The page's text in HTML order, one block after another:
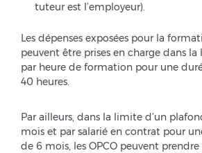
tuteur est l’employeur).
Les dépenses exposées pour la
peuvent être prises en charge dans
par heure de formation pour une
40 heures.
Par ailleurs, dans la limite d’un
mois et par salarié en contrat pour
de 6 mois, les OPCO peuvent